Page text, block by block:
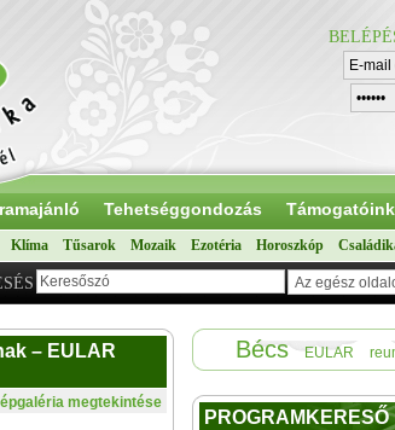
Tehetséggondozás Támogatóink
Klíma Tűsarok Mozaik Ezotéria Horoszkóp
– EULAR
megtekintése
Bécs EULAR
PROGRAMKERESŐ